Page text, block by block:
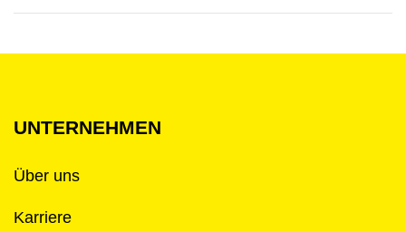
UNTERNEHMEN
Über uns
Karriere